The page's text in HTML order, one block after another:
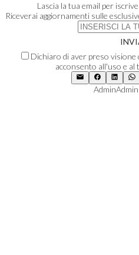
Lascia la tua email per
Riceverai aggiornamenti sulle
Dichiaro di aver preso visione
acconsento all'uso e al
Admin